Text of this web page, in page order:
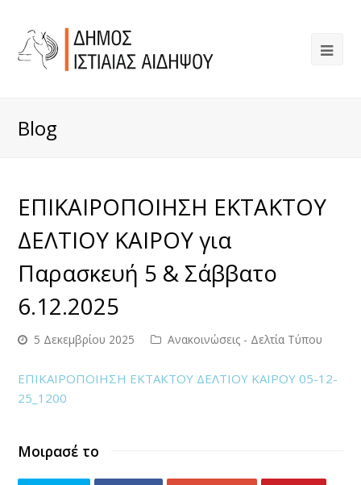
Blog
ΕΠΙΚΑΙΡΟΠΟΙΗΣΗ ΕΚΤΑΚΤΟΥ
ΔΕΛΤΙΟΥ ΚΑΙΡΟΥ για
Παρασκευή 5 & Σάββατο
6.12.2025
5 Δεκεμβρίου 2025 Ανακοινώσεις - Δελτία Τύπου
ΕΠΙΚΑΙΡΟΠΟΙΗΣΗ ΕΚΤΑΚΤΟΥ ΔΕΛΤΙΟΥ ΚΑΙΡΟΥ 05-12-
25_1200
Μοιρασέ το